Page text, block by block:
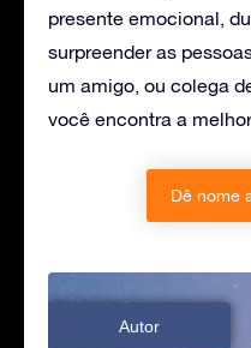
presente emocional,
surpreender as
um amigo, ou colega
você encontra a
Dê nome
Autor